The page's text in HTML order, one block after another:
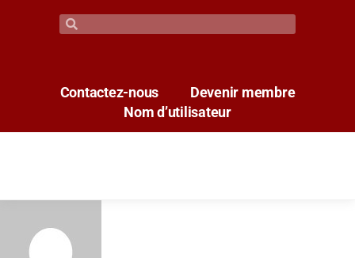
Contactez-nous
Devenir membre
Nom d’utilisateur